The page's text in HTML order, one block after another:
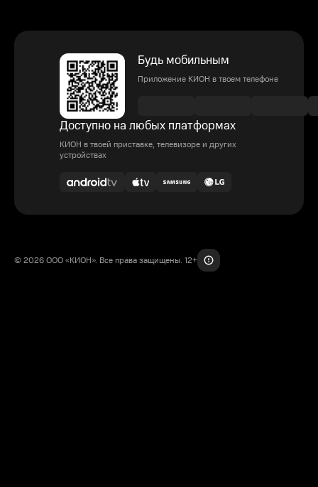
Будь мобильным
Приложение КИОН в твоем телефоне
Доступно на любых платформах
КИОН в твоей приставке, телевизоре и других
устройствах
© 2026 ООО «КИОН». Все права защищены. 12+